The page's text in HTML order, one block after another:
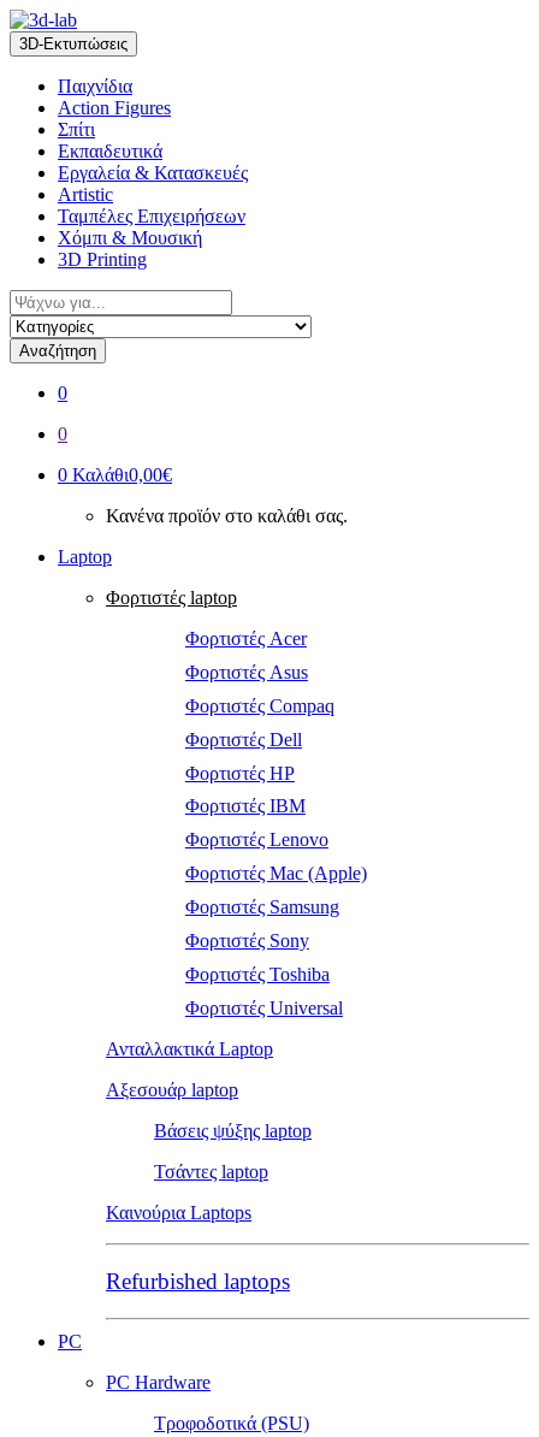
Skip
to
navigation
Skip
to
content
3D-Εκτυπώσεις
Παιχνίδια
Action Figures
Σπίτι
Εκπαιδευτικά
Εργαλεία & Κατασκευές
Artistic
Ταμπέλες Επιχειρήσεων
Χόμπι & Μουσική
3D Printing
Αναζήτηση
για:
Αναζήτηση
0
0
0 Καλάθι0,00€
Κανένα προϊόν στο καλάθι σας.
Laptop
Φορτιστές laptop
Φορτιστές Acer
Φορτιστές Asus
Φορτιστές Compaq
Φορτιστές Dell
Φορτιστές HP
Φορτιστές IBM
Φορτιστές Lenovo
Φορτιστές Mac (Apple)
Φορτιστές Samsung
Φορτιστές Sony
Φορτιστές Toshiba
Φορτιστές Universal
Ανταλλακτικά Laptop
Αξεσουάρ laptop
Βάσεις ψύξης laptop
Τσάντες laptop
Καινούρια Laptops
Refurbished laptops
PC
PC Hardware
Τροφοδοτικά (PSU)